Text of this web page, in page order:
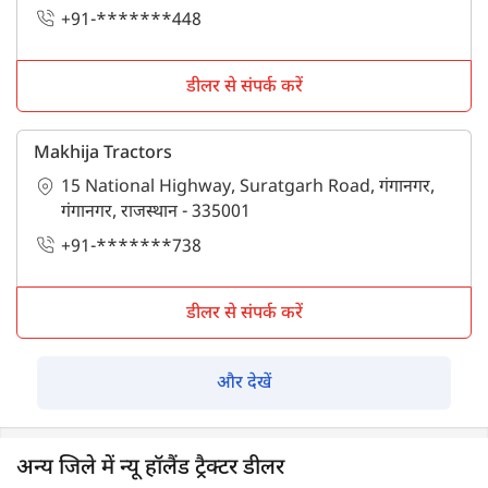
+91-*******448
डीलर से संपर्क करें
Makhija Tractors
15 National Highway, Suratgarh Road, गंगानगर,
गंगानगर, राजस्थान - 335001
+91-*******738
डीलर से संपर्क करें
और देखें
अन्य जिले में न्यू हॉलैंड ट्रैक्टर डीलर